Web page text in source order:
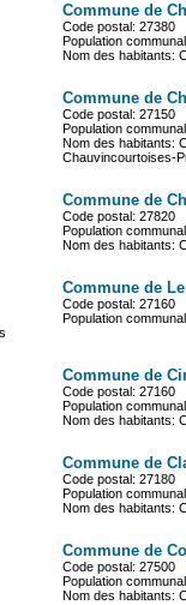
Commune de
Code postal: 27380
Population
Nom des habitants:
Commune de
Code postal: 27150
Population
Nom des habitants:
Chauvincourtoises-
Commune de
Code postal: 27820
Population
Nom des habitants:
Commune de
Code postal: 27160
Population
Commune de
Code postal: 27160
Population
Nom des habitants:
Commune de
Code postal: 27180
Population
Nom des habitants:
Commune de
Code postal: 27500
Population
Nom des habitants: